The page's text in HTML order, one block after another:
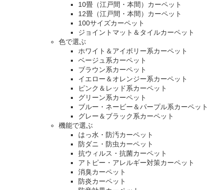
10畳（江戸間・本間）カーペット
12畳（江戸間・本間）カーペット
100サイズカーペット
ジョイントマット＆タイルカーペット
色で選ぶ
ホワイト＆アイボリー系カーペット
ベージュ系カーペット
ブラウン系カーペット
イエロー＆オレンジー系カーペット
ピンク＆レッド系カーペット
グリーン系カーペット
ブルー・ネービー＆パープル系カーペット
グレー＆ブラック系カーペット
機能で選ぶ
はっ水・防汚カーペット
防ダニ・防虫カーペット
抗ウィルス・抗菌カーペット
アトピー・アレルギー対策カーペット
消臭カーペット
防炎カーペット